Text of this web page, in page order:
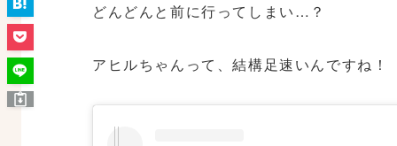
どんどんと前に行ってしまい…？
アヒルちゃんって、結構足速いんですね！